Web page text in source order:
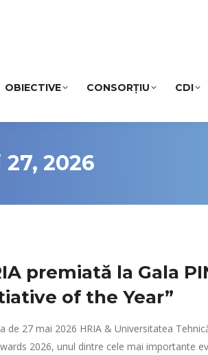
OBIECTIVE CONSORȚIU CDI
2026
premiată la Gala
of the Year”
de 27 mai 2026 HRIA & Universitatea
2026, unul dintre cele mai importante